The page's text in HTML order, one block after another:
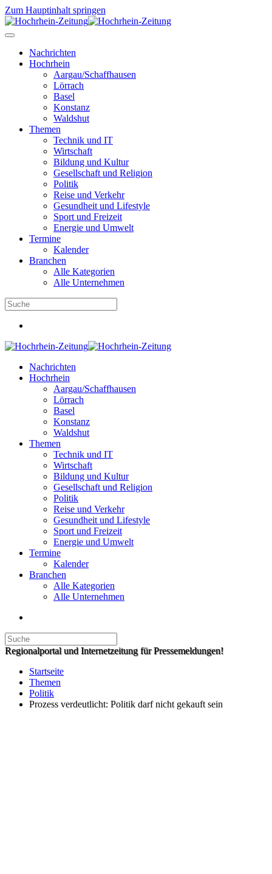
Zum Hauptinhalt springen
Nachrichten
Hochrhein
Aargau/Schaffhausen
Lörrach
Basel
Konstanz
Waldshut
Themen
Technik und IT
Wirtschaft
Bildung und Kultur
Gesellschaft und Religion
Politik
Reise und Verkehr
Gesundheit und Lifestyle
Sport und Freizeit
Energie und Umwelt
Termine
Kalender
Branchen
Alle Kategorien
Alle Unternehmen
Nachrichten
Hochrhein
Aargau/Schaffhausen
Lörrach
Basel
Konstanz
Waldshut
Themen
Technik und IT
Wirtschaft
Bildung und Kultur
Gesellschaft und Religion
Politik
Reise und Verkehr
Gesundheit und Lifestyle
Sport und Freizeit
Energie und Umwelt
Termine
Kalender
Branchen
Alle Kategorien
Alle Unternehmen
Regionalportal und Internetzeitung für Pressemeldungen!
Startseite
Themen
Politik
Prozess verdeutlicht: Politik darf nicht gekauft sein